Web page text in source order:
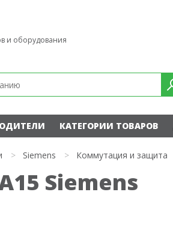
и оборудования
КАТЕГОРИИ ТОВАРОВ
> Siemens > Коммутация и защита
Siemens